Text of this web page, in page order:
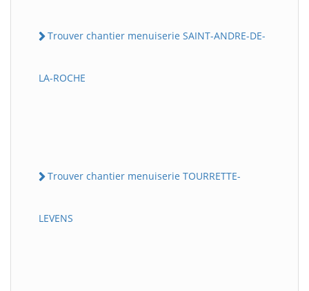
Trouver chantier menuiserie SAINT-ANDRE-DE-
LA-ROCHE
Trouver chantier menuiserie TOURRETTE-
LEVENS